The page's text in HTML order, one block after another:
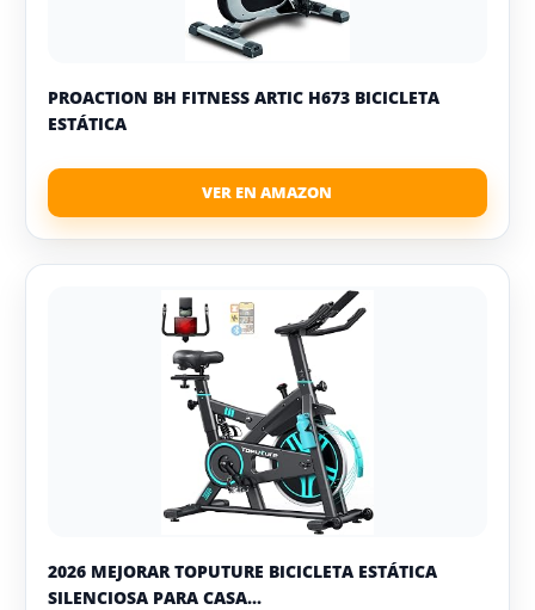
PROACTION BH FITNESS ARTIC H673 BICICLETA
ESTÁTICA
2026 MEJORAR TOPUTURE BICICLETA ESTÁTICA
SILENCIOSA PARA CASA...